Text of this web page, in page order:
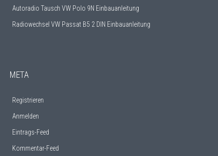
Autoradio Tausch VW Polo 9N Einbauanleitung
Radiowechsel VW Passat B5 2 DIN Einbauanleitung
META
Registrieren
Anmelden
Eintrags-Feed
Kommentar-Feed